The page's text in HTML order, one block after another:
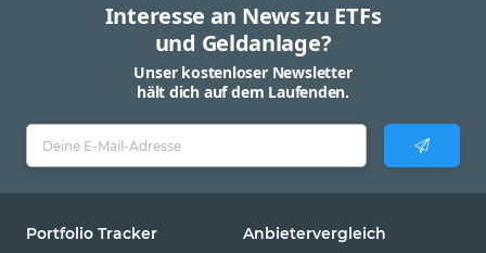
Interesse an News zu ETFs
und Geldanlage?
Unser kostenloser Newsletter
hält dich auf dem Laufenden.
Portfolio Tracker Anbietervergleich